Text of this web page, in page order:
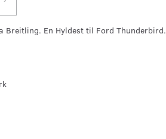
En Hyldest til Ford Thunderbird.